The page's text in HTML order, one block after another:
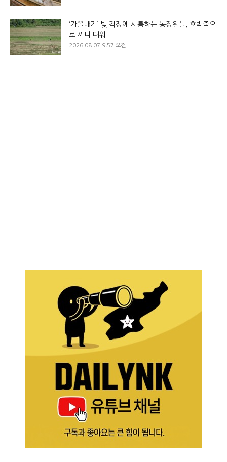
‘가을내기’ 빚 걱정에 시름하는 농장원들, 호박죽으
로 끼니 때워
2026.08.07 9:57 오전